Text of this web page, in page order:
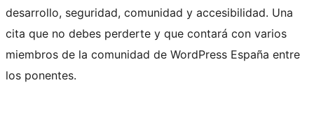
desarrollo, seguridad, comunidad y accesibilidad. Una
cita que no debes perderte y que contará con varios
miembros de la comunidad de WordPress España entre
los ponentes.